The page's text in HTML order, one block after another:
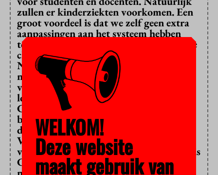
zullen er kinderziekten voorkomen. Een
groot voordeel is dat we zelf geen extra
aanpassingen aan het systeem hebben
toegevoegd. Het staat kant en klaar in de
cloud. Andere universiteiten in
Nederland gebruiken het al, zonder
noemenswaardige problemen. Ik
verwacht dat alles aan de VU op rolletjes
loopt. Bovendien heeft elke faculteit een
Canvas-contactpersoon die kan
bijspringen bij problemen en er is
deskundigheid bij de servicebalie.”
Vorig jaar was er aan de UvA een
veiligheidslek in Blackboard. Hoe veilig is
Canvas?“Tijdens de selectie van het
WELKOM!
Deze website
maakt gebruik van